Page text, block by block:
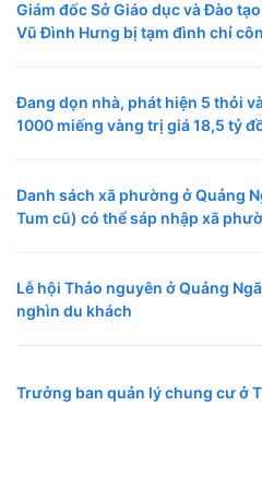
Giám đốc Sở Giáo dục và Đào
Vũ Đình Hưng bị tạm đình chỉ
Đang dọn nhà, phát hiện 5 thỏi
1000 miếng vàng trị giá 18,5 tỷ
Danh sách xã phường ở Quảng
Tum cũ) có thể sáp nhập xã
Lễ hội Thảo nguyên ở Quảng
nghìn du khách
Trưởng ban quản lý chung cư ở